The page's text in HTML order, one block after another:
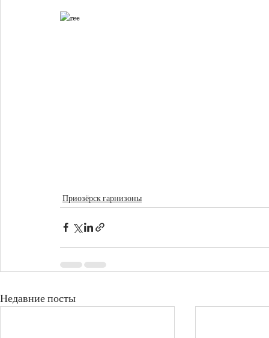
Приозёрск гарнизоны
Недавние посты